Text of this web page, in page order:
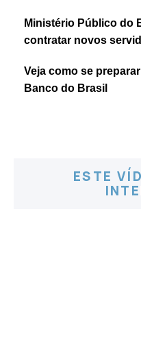
Ministério Público do
contratar novos
Veja como se
Banco do Brasil
ESTE